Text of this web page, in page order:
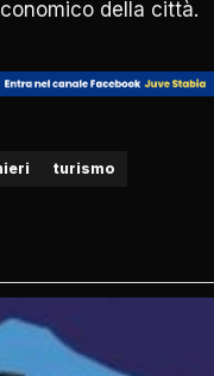
della città.
turismo